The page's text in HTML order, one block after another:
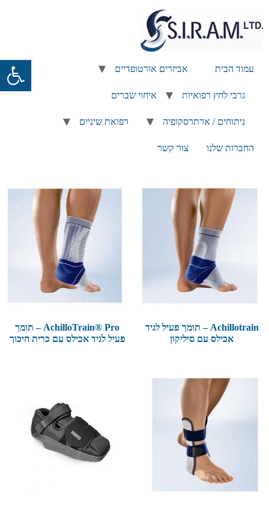
עמוד הבית אביזרים אורטופדיים
גרבי לחץ רפואיות איחוי שברים
ניתוחים / ארתרסקופיה רפואת שיניים
החברות שלנו צור קשר
Achillotrain – תומך פעיל לגיד
אכילס עם סיליקון
AchilloTrain® Pro – תומך
פעיל לגיד אכילס עם כרית חיכוך